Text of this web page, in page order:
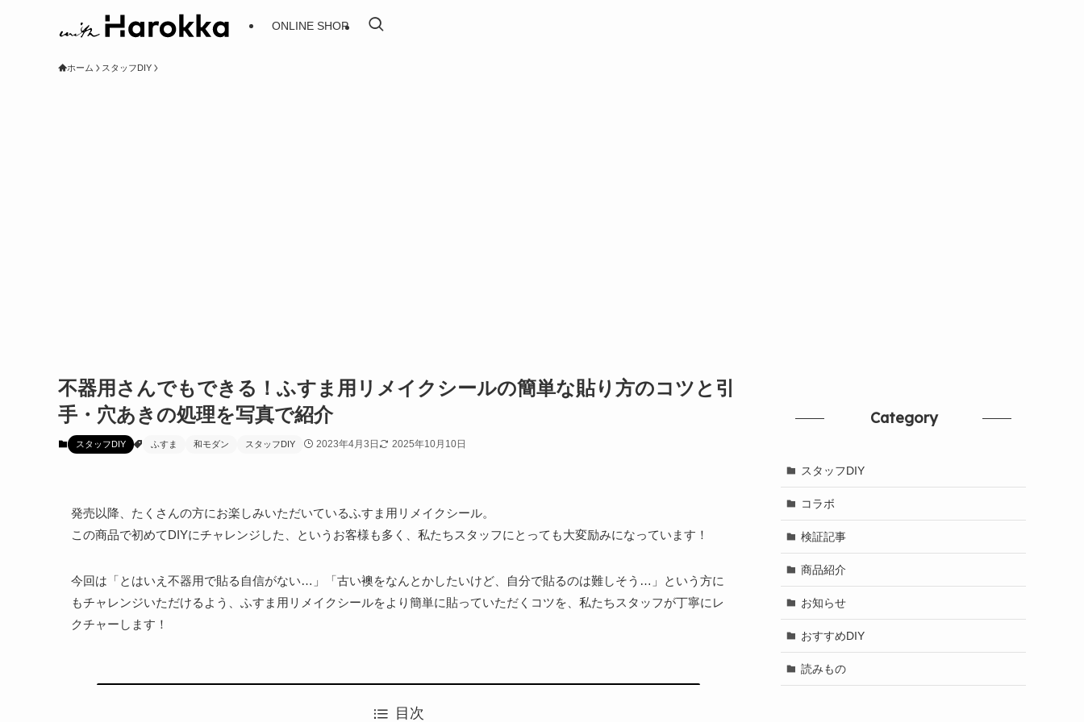
ONLINE SHOP
ホーム スタッフDIY
不器用さんでもできる！ふすま用リメイクシールの簡単な貼り方のコツと引
手・穴あきの処理を写真で紹介
スタッフDIY ふすま 和モダン スタッフDIY 2023年4月3日 2025年10月10日
発売以降、たくさんの方にお楽しみいただいているふすま用リメイクシール。
この商品で初めてDIYにチャレンジした、というお客様も多く、私たちスタッフにとっても大変励みになっています！
今回は「とはいえ不器用で貼る自信がない…」「古い襖をなんとかしたいけど、自分で貼るのは難しそう…」という方に
もチャレンジいただけるよう、ふすま用リメイクシールをより簡単に貼っていただくコツを、私たちスタッフが丁寧にレ
クチャーします！
目次
Category
スタッフDIY
コラボ
検証記事
商品紹介
お知らせ
おすすめDIY
読みもの